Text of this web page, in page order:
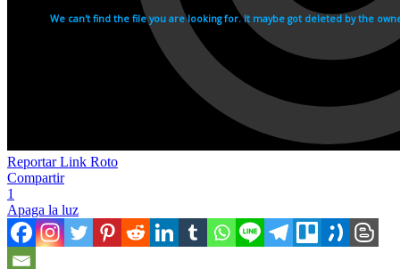
Reportar Link Roto
Compartir
1
Apaga la luz